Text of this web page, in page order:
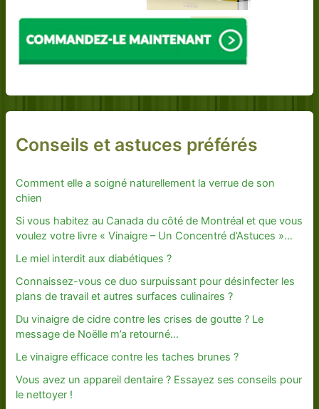
Conseils et astuces préférés
Comment elle a soigné naturellement la verrue de son
chien
Si vous habitez au Canada du côté de Montréal et que vous
voulez votre livre « Vinaigre – Un Concentré d’Astuces »…
Le miel interdit aux diabétiques ?
Connaissez-vous ce duo surpuissant pour désinfecter les
plans de travail et autres surfaces culinaires ?
Du vinaigre de cidre contre les crises de goutte ? Le
message de Noëlle m’a retourné…
Le vinaigre efficace contre les taches brunes ?
Vous avez un appareil dentaire ? Essayez ses conseils pour
le nettoyer !